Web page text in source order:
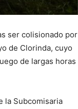
ser colisionado por
de Clorinda, cuyo
de largas horas
la Subcomisaria